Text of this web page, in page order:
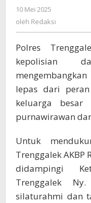
10 Mei 2025
oleh Redaksi
Polres
kepolisian
lepas dari
keluarga
purnawirawan
Untuk
Trenggalek AKBP
didampingi
Trenggalek
silaturahmi dan